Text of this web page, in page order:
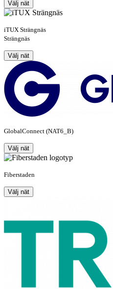
Välj nät
iTUX Strängnäs
Strängnäs
Välj nät
GlobalConnect (NAT6_B)
Välj nät
Fiberstaden
Välj nät